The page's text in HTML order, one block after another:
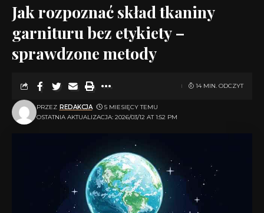
Jak rozpoznać skład tkaniny
garnituru bez etykiety –
sprawdzone metody
OSTATNIA AKTUALIZACJA: 2026/03/12 AT 1:52 PM
PRZEZ REDAKCJA 5 MIESIĘCY TEMU
14 MIN. ODCZYT